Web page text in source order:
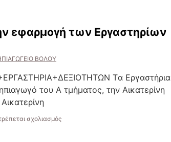
Σχολικού
εφαρμογή των Εργαστηρίων
ΒΟΛΟΥ
Tα Εργαστήρια
του Α τμήματος, την Αικατερίνη
σχολιασμόςστο